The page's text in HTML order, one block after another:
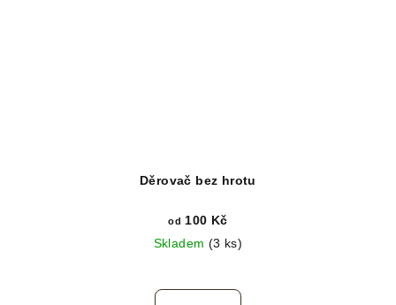
Děrovač bez hrotu
od 100 Kč
Skladem (3 ks)